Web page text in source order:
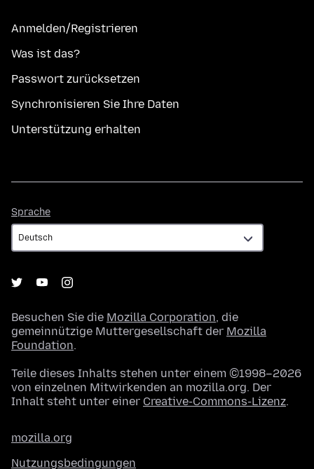
Anmelden/Registrieren
Was ist das?
Passwort zurücksetzen
Synchronisieren Sie Ihre Daten
Unterstützung erhalten
Sprache
Besuchen Sie die Mozilla Corporation, die
gemeinnützige Muttergesellschaft der Mozilla
Foundation.
Teile dieses Inhalts stehen unter einem ©1998–2026
von einzelnen Mitwirkenden an mozilla.org. Der
Inhalt steht unter einer Creative-Commons-Lizenz.
mozilla.org
Nutzungsbedingungen